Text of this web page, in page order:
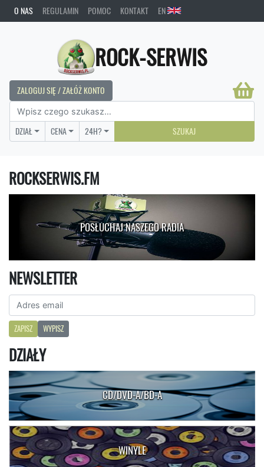
O NAS REGULAMIN POMOC KONTAKT EN
ROCK-SERWIS
ZALOGUJ SIĘ / ZAŁÓŻ KONTO
DZIAŁ CENA 24H? SZUKAJ
ROCKSERWIS.FM
POSŁUCHAJ NASZEGO RADIA
NEWSLETTER
ZAPISZ WYPISZ
DZIAŁY
CD/DVD-A/BD-A
WINYLE